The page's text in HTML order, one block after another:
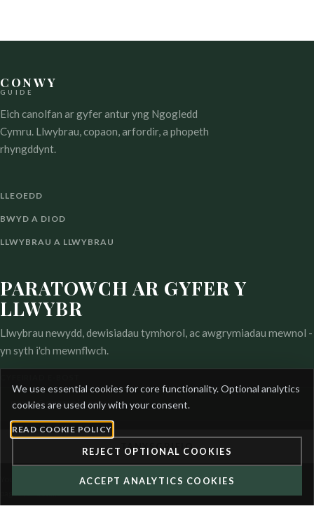
CONWY
GUIDE
Eich canolfan ar gyfer antur yng Ngogledd
Cymru. Llwybrau, copaon, arfordir, a phopeth
rhyngddynt.
LLEOEDD
BWYD A DIOD
LLWYBRAU A LLWYBRAU
PARATOWCH AR GYFER Y
LLWYBR
Llwybrau newydd, dewisiadau tymhorol, ac awgrymiadau mewnol -
yn syth i'ch mewnflwch.
TANYSGRIFIO
You can unsubscribe at any time. See our privacy and cookie
COOKIE
PREFERENCES
We use essential cookies for core functionality. Optional analytics
cookies are used only with your consent.
READ COOKIE POLICY
REJECT OPTIONAL COOKIES
ACCEPT ANALYTICS COOKIES